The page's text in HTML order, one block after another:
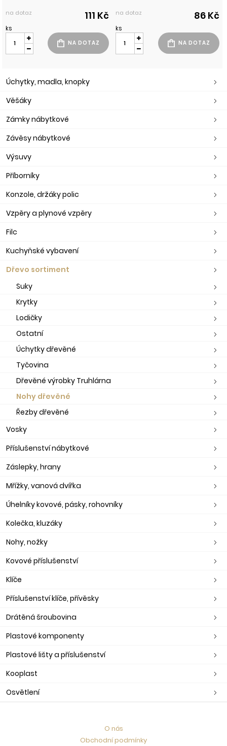
na dotaz 111 Kč
ks
na dotaz 86 Kč
ks
Úchytky, madla, knopky
Věšáky
Zámky nábytkové
Závěsy nábytkové
Výsuvy
Příborníky
Konzole, držáky polic
Vzpěry a plynové vzpěry
Filc
Kuchyňské vybavení
Dřevo sortiment
Suky
Krytky
Lodičky
Ostatní
Úchytky dřevěné
Tyčovina
Dřevěné výrobky Truhlárna
Nohy dřevěné
Řezby dřevěné
Vosky
Příslušenství nábytkové
Záslepky, hrany
Mřížky, vanová dvířka
Úhelníky kovové, pásky, rohovníky
Kolečka, kluzáky
Nohy, nožky
Kovové příslušenství
Klíče
Příslušenství klíče, přívěsky
Drátěná šroubovina
Plastové komponenty
Plastové lišty a příslušenství
Kooplast
Osvětlení
O nás
Obchodní podmínky